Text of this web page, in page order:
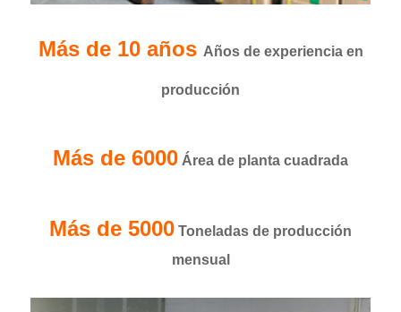
Más de 10 años Años de experiencia en
producción
Más de 6000 Área de planta cuadrada
Más de 5000 Toneladas de producción
mensual